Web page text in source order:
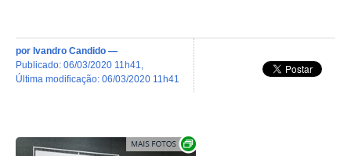
por Ivandro Candido —
publicado: 06/03/2020 11h41
última modificação: 06/03/2020 11h41